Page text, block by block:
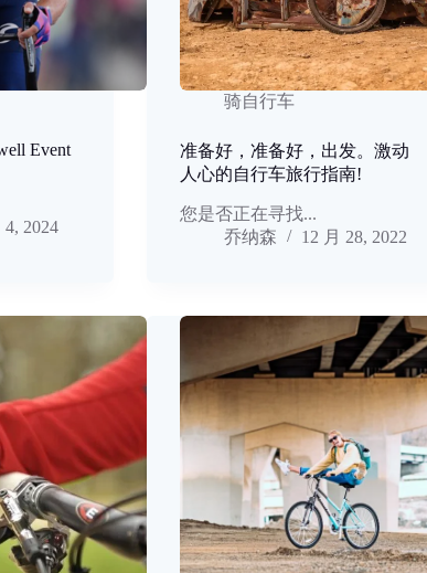
Event
4, 2024
骑自行车
准备好，准备好，出发。激动
人心的自行车旅行指南!
您是否正在寻找...
乔纳森
12 月 28, 2022